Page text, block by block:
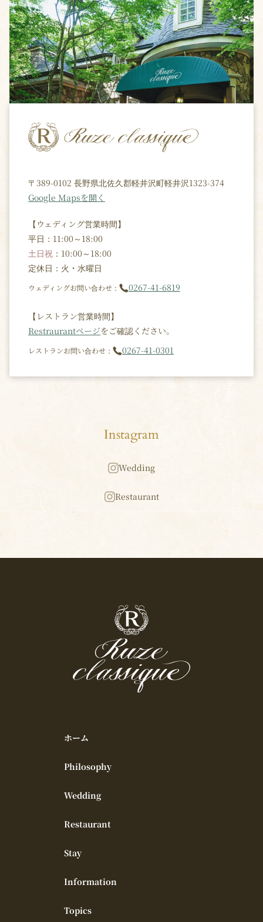
〒389-0102 長野県北佐久郡軽井沢町軽井沢1323-374
Google Mapsを開く
【ウェディング営業時間】
平日：11:00～18:00
土日祝 ：10:00～18:00
定休日：火・水曜日
ウェディングお問い合わせ： 0267-41-6819
【レストラン営業時間】
Restraurantページをご確認ください。
レストランお問い合わせ： 0267-41-0301
Instagram
Wedding
Restaurant
ホーム
Philosophy
Wedding
Restaurant
Stay
Information
Topics